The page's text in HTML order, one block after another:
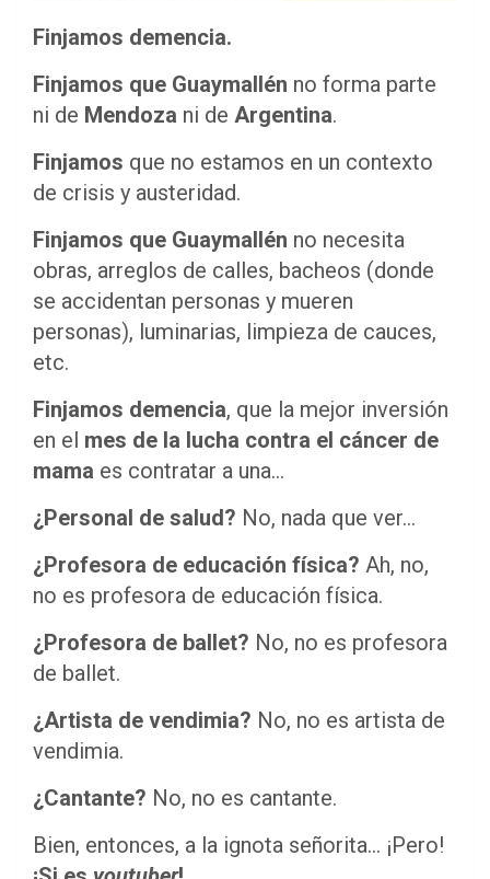
Finjamos demencia.
Finjamos que Guaymallén no forma parte
ni de Mendoza ni de Argentina.
Finjamos que no estamos en un contexto
de crisis y austeridad.
Finjamos que Guaymallén no necesita
obras, arreglos de calles, bacheos (donde
se accidentan personas y mueren
personas), luminarias, limpieza de cauces,
etc.
Finjamos demencia, que la mejor inversión
en el mes de la lucha contra el cáncer de
mama es contratar a una…
¿Personal de salud? No, nada que ver…
¿Profesora de educación física? Ah, no,
no es profesora de educación física.
¿Profesora de ballet? No, no es profesora
de ballet.
¿Artista de vendimia? No, no es artista de
vendimia.
¿Cantante? No, no es cantante.
Bien, entonces, a la ignota señorita… ¡Pero!